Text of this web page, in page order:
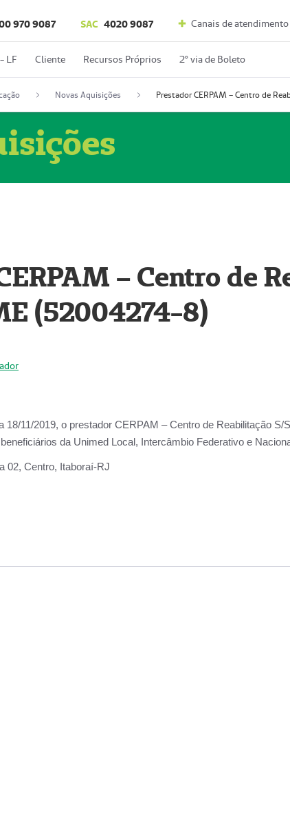
970 9087 SAC 4020 9087 Canais de atendimento
LF Cliente Recursos Próprios 2º via de Boleto
Novas Aquisições
– Centro de
(52004274-8)
18/11/2019, o prestador CERPAM – Centro de Reabilitação S/
da Unimed Local, Intercâmbio Federativo e
02, Centro, Itaboraí-RJ